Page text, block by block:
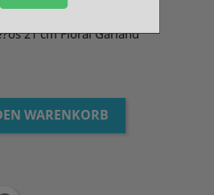
21 cm Floral Garland
WARENKORB